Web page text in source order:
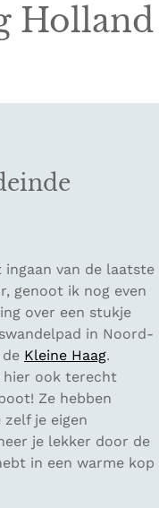
Holland
ingaan van de laatste
genoot ik nog even
over een stukje
in Noord-
Kleine Haag.
hier ook terecht
Ze hebben
zelf je eigen
je lekker door de
in een warme kop